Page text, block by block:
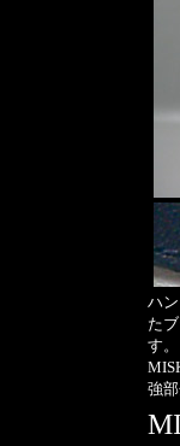
ハ
た
す。
強